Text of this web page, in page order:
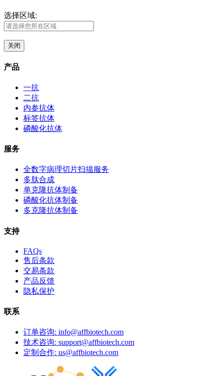
选择区域:
关闭
产品
一抗
二抗
内参抗体
标签抗体
磷酸化抗体
服务
全数字病理切片扫描服务
多肽合成
单克隆抗体制备
磷酸化抗体制备
多克隆抗体制备
支持
FAQs
售后条款
交易条款
产品反馈
隐私保护
联系
订单咨询: info@affbiotech.com
技术咨询: support@affbiotech.com
定制合作: us@affbiotech.com